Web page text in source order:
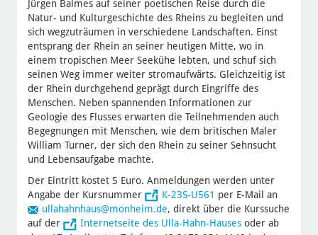
Jürgen Balmes auf seiner poetischen Reise durch die
Natur- und Kulturgeschichte des Rheins zu begleiten und
sich wegzuträumen in verschiedene Landschaften. Einst
entsprang der Rhein an seiner heutigen Mitte, wo in
einem tropischen Meer Seekühe lebten, und schuf sich
seinen Weg immer weiter stromaufwärts. Gleichzeitig ist
der Rhein durchgehend geprägt durch Eingriffe des
Menschen. Neben spannenden Informationen zur
Geologie des Flusses erwarten die Teilnehmenden auch
Begegnungen mit Menschen, wie dem britischen Maler
William Turner, der sich den Rhein zu seiner Sehnsucht
und Lebensaufgabe machte.
Der Eintritt kostet 5 Euro. Anmeldungen werden unter
Angabe der Kursnummer
K-23S-U561 per E-Mail an
ullahahnhaus@monheim.de, direkt über die Kurssuche
auf der
Internetseite des Ulla-Hahn-Hausesoder ab